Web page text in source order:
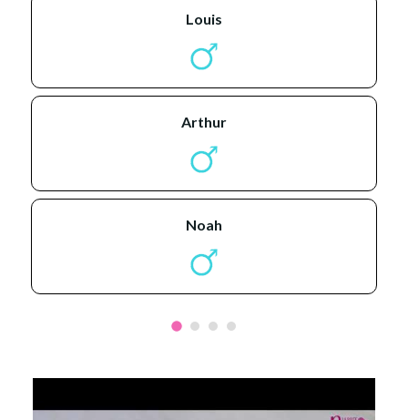
louis
arthur
noah